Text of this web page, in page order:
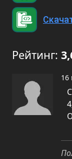
Рейтинг:
16